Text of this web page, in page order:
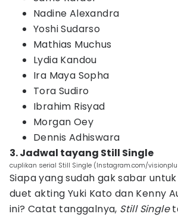
Nadine Alexandra
Yoshi Sudarso
Mathias Muchus
Lydia Kandou
Ira Maya Sopha
Tora Sudiro
Ibrahim Risyad
Morgan Oey
Dennis Adhiswara
3. Jadwal tayang Still Single
cuplikan serial Still Single (Instagram.com/
Siapa yang sudah gak sabar
duet akting Yuki Kato dan Kenny
ini? Catat tanggalnya, Still Single